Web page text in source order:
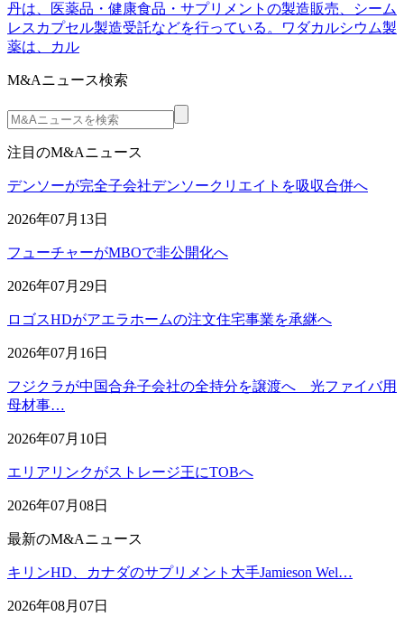
丹は、医薬品・健康食品・サプリメントの製造販売、シーム
レスカプセル製造受託などを行っている。ワダカルシウム製
薬は、カル
M&Aニュース検索
注目のM&Aニュース
デンソーが完全子会社デンソークリエイトを吸収合併へ
2026年07月13日
フューチャーがMBOで非公開化へ
2026年07月29日
ロゴスHDがアエラホームの注文住宅事業を承継へ
2026年07月16日
フジクラが中国合弁子会社の全持分を譲渡へ 光ファイバ用
母材事…
2026年07月10日
エリアリンクがストレージ王にTOBへ
2026年07月08日
最新のM&Aニュース
キリンHD、カナダのサプリメント大手Jamieson Wel…
2026年08月07日